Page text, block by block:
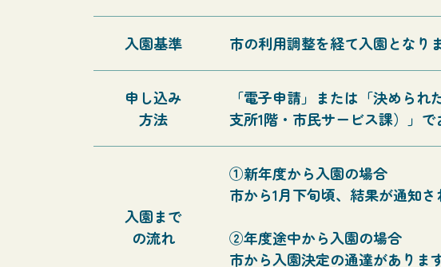
入園基準 市の利用調整を経て入園となり
申し込み
方法
「電子申請」または「決めら
支所1階・市民サービス課）」で
入園まで
の流れ
①新年度から入園の場合
市から1月下旬頃、結果が通知
②年度途中から入園の場合
市から入園決定の通達がありま